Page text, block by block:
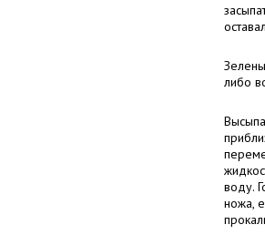
либо
воду.
ножа,